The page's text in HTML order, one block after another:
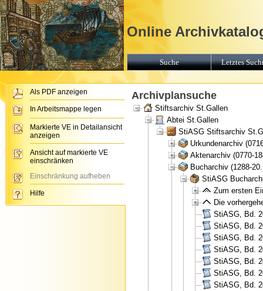
Archivplansuche
Stiftsarchiv St.Gallen
Abtei St.Gallen
StiASG Stiftsarchiv
Urkundenarchiv
Aktenarchiv (0770-
Bucharchiv (1288-
StiASG
Zum ersten
Die
StiASG, Bd.
StiASG, Bd.
StiASG, Bd.
StiASG, Bd.
StiASG, Bd.
StiASG, Bd.
StiASG, Bd.
Online
Suche Letztes
Als PDF anzeigen
In Arbeitsmappe legen
Markierte VE in Detailansicht
anzeigen
Ansicht auf markierte VE
einschränken
Einschränkung aufheben
Hilfe